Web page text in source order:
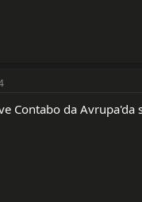
Contabo da Avrupa'da